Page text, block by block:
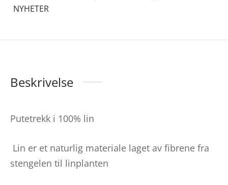
NYHETER
Beskrivelse
Putetrekk i 100% lin
Lin er et naturlig materiale laget av fibrene fra
stengelen til linplanten